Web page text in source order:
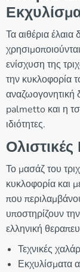
Τα αιθέρια έλαια
ενίσχυση της
την κυκλοφορία
αναζωογονητική
palmetto και η
ιδιότητες.
Το μασάζ του
κυκλοφορία και
που
υποστηρίζουν
ελληνική
Τεχνικές
Εκχυλίσματα